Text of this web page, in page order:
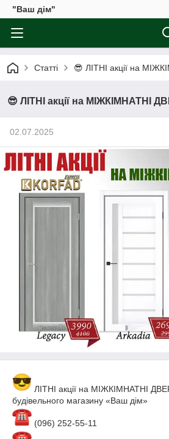
"Ваш дім"
Статті 😎 ЛІТНІ акції на
😎 ЛІТНІ акції на МІЖКІМНАТНІ
02.07.2025
ЛІТНІ акції на МІЖКІМНАТНІ
будівельного магазину «Ваш дім»
(096) 252-55-11